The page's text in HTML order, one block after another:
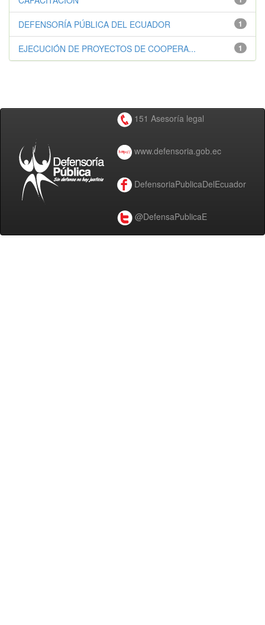
1
DEFENSORÍA PÚBLICA DEL ECUADOR
1
EJECUCIÓN DE PROYECTOS DE COOPERA...
151 Asesoría legal
www.defensoria.gob.ec
DefensoriaPublicaDelEcuador
@DefensaPublicaE